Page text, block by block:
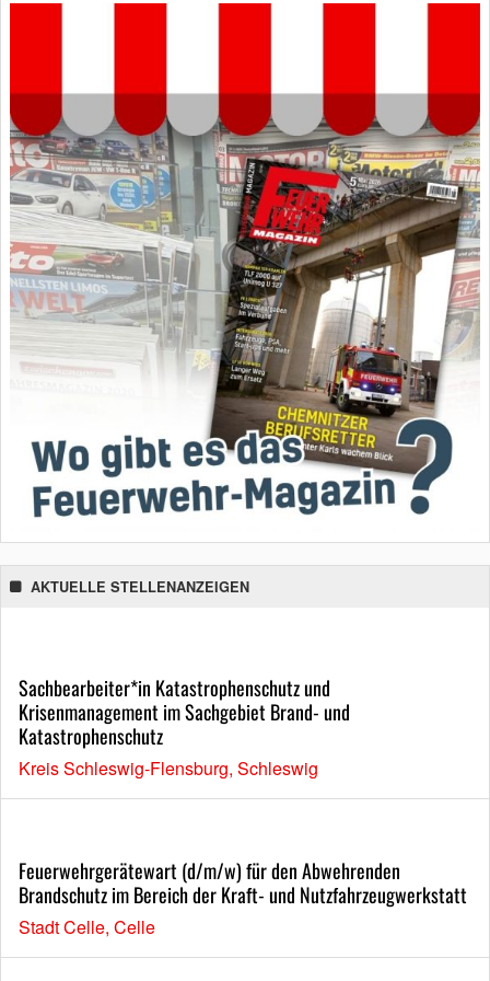
AKTUELLE STELLENANZEIGEN
Sachbearbeiter*in Katastrophenschutz und
Krisenmanagement im Sachgebiet Brand- und
Katastrophenschutz
Kreis Schleswig-Flensburg, Schleswig
Feuerwehrgerätewart (d/m/w) für den Abwehrenden
Brandschutz im Bereich der Kraft- und Nutzfahrzeugwerkstatt
Stadt Celle, Celle